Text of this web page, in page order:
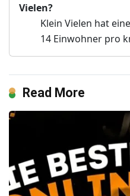
Vielen?
Klein Vielen hat
14 Einwohner pro
Read More